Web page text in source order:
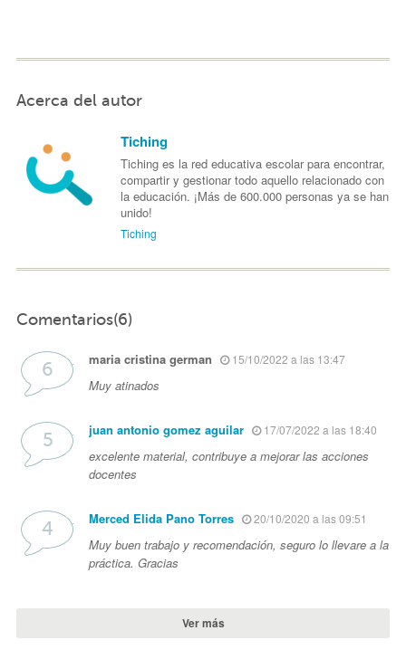
Acerca del autor
Tiching
Tiching es la red educativa escolar para encontrar,
compartir y gestionar todo aquello relacionado con
la educación. ¡Más de 600.000 personas ya se han
unido!
Tiching
Comentarios(6)
maria cristina german 15/10/2022 a las 13:47
Muy atinados
juan antonio gomez aguilar 17/07/2022 a las 18:40
excelente material, contribuye a mejorar las acciones
docentes
Merced Elida Pano Torres 20/10/2020 a las 09:51
Muy buen trabajo y recomendación, seguro lo llevare a la
práctica. Gracias
Ver más